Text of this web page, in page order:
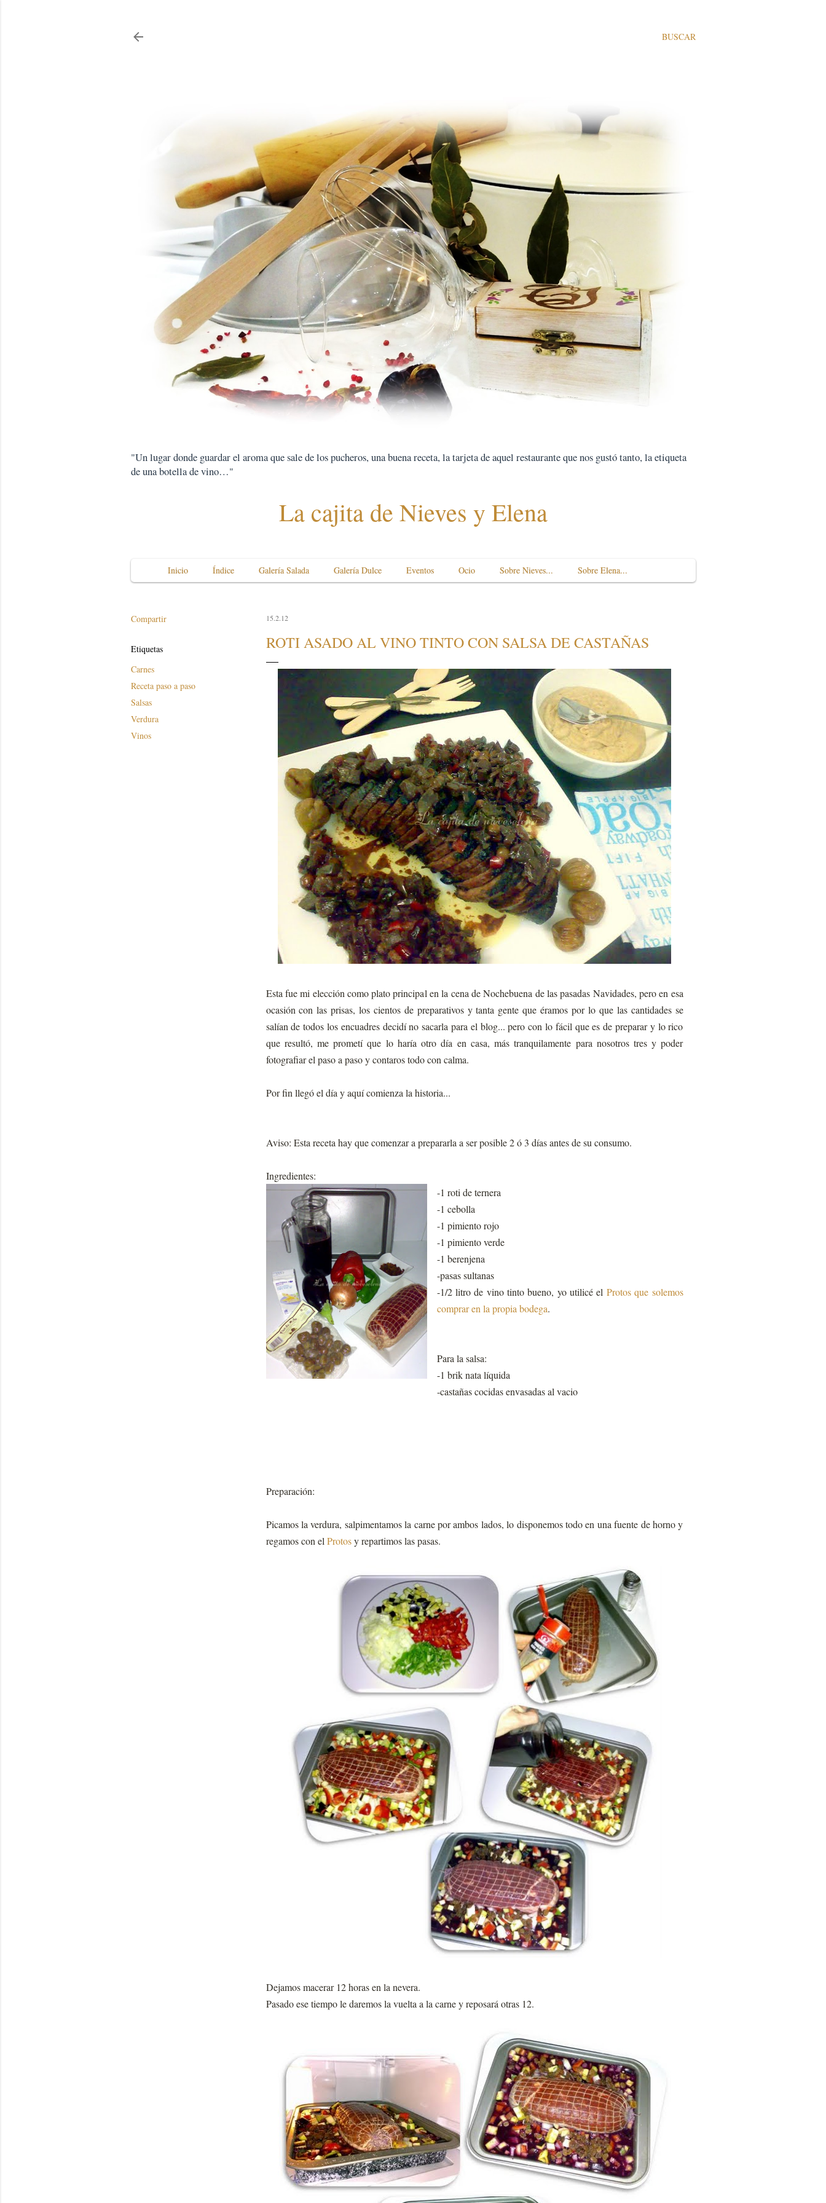
BUSCAR
"Un lugar donde guardar el aroma que sale de los pucheros, una buena receta, la tarjeta de aquel restaurante que nos gustó tanto, la etiqueta
de una botella de vino…"
La cajita de Nieves y Elena
Inicio Índice Galería Salada Galería Dulce Eventos Ocio Sobre Nieves... Sobre Elena...
Compartir
Etiquetas
Carnes
Receta paso a paso
Salsas
Verdura
Vinos
15.2.12
ROTI ASADO AL VINO TINTO CON SALSA DE CASTAÑAS
Esta fue mi elección como plato principal en la cena de Nochebuena de las pasadas Navidades, pero en esa
ocasión con las prisas, los cientos de preparativos y tanta gente que éramos por lo que las cantidades se
salían de todos los encuadres decidí no sacarla para el blog... pero con lo fácil que es de preparar y lo rico
que resultó, me prometí que lo haría otro día en casa, más tranquilamente para nosotros tres y poder
fotografiar el paso a paso y contaros todo con calma.
Por fin llegó el día y aquí comienza la historia...
Aviso: Esta receta hay que comenzar a prepararla a ser posible 2 ó 3 días antes de su consumo.
Ingredientes:
-1 roti de ternera
-1 cebolla
-1 pimiento rojo
-1 pimiento verde
-1 berenjena
-pasas sultanas
-1/2 litro de vino tinto bueno, yo utilicé el Protos que solemos
comprar en la propia bodega.
Para la salsa:
-1 brik nata líquida
-castañas cocidas envasadas al vacio
Preparación:
Picamos la verdura, salpimentamos la carne por ambos lados, lo disponemos todo en una fuente de horno y
regamos con el Protosy repartimos las pasas.
Dejamos macerar 12 horas en la nevera.
Pasado ese tiempo le daremos la vuelta a la carne y reposará otras 12.